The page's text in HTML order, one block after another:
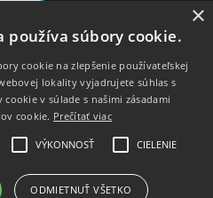
na plnú verziu
×
súbory cookie.
cookie na zlepšenie používateľskej
lokality vyjadrujete súhlas s
v súlade s našimi zásadami
cookie. Prečítať viac
VÝKONNOSŤ CIELENIE
ODMIETNUŤ VŠETKO